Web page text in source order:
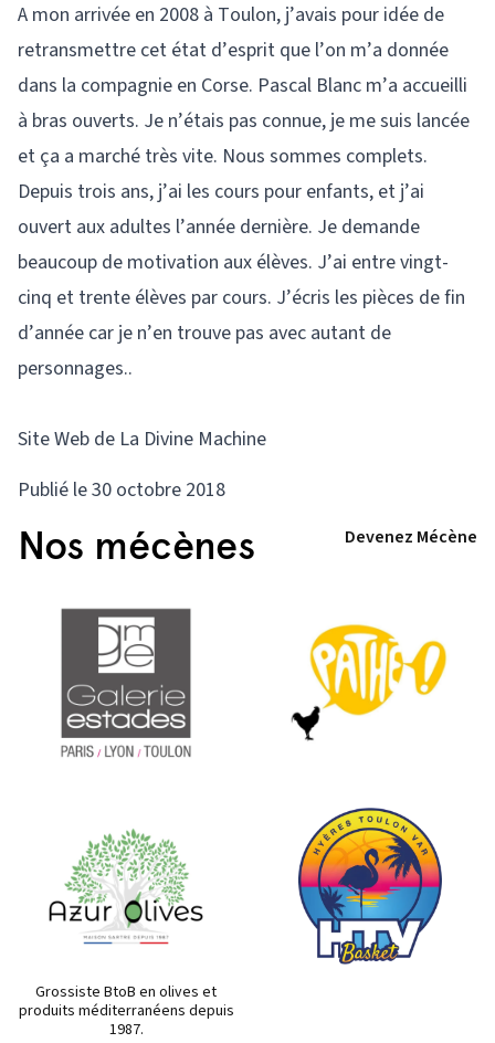
A mon arrivée en 2008 à Toulon, j’avais pour idée de
retransmettre cet état d’esprit que l’on m’a donnée
dans la compagnie en Corse. Pascal Blanc m’a accueilli
à bras ouverts. Je n’étais pas connue, je me suis lancée
et ça a marché très vite. Nous sommes complets.
Depuis trois ans, j’ai les cours pour enfants, et j’ai
ouvert aux adultes l’année dernière. Je demande
beaucoup de motivation aux élèves. J’ai entre vingt-
cinq et trente élèves par cours. J’écris les pièces de fin
d’année car je n’en trouve pas avec autant de
personnages..
Site Web de La Divine Machine
Publié le 30 octobre 2018
Nos mécènes Devenez Mécène
Grossiste BtoB en olives et
produits méditerranéens depuis
1987.